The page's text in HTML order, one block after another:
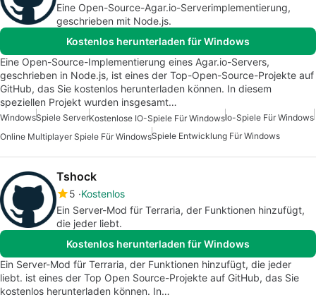
Eine Open-Source-Agar.io-Serverimplementierung,
geschrieben mit Node.js.
Kostenlos herunterladen für Windows
Eine Open-Source-Implementierung eines Agar.io-Servers,
geschrieben in Node.js, ist eines der Top-Open-Source-Projekte auf
GitHub, das Sie kostenlos herunterladen können. In diesem
speziellen Projekt wurden insgesamt…
WindowsSpiele ServerKostenlose IO-Spiele Für WindowsIo-Spiele Für Windows
Online Multiplayer Spiele Für WindowsSpiele Entwicklung Für Windows
Tshock
5 Kostenlos
Ein Server-Mod für Terraria, der Funktionen hinzufügt,
die jeder liebt.
Kostenlos herunterladen für Windows
Ein Server-Mod für Terraria, der Funktionen hinzufügt, die jeder
liebt. ist eines der Top Open Source-Projekte auf GitHub, das Sie
kostenlos herunterladen können. In…